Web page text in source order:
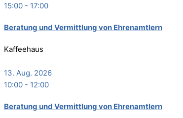
15:00 - 17:00
Bera­tung und Ver­mitt­lung von Ehrenamtlern
Kaffeehaus
13. Aug. 2026
10:00 - 12:00
Bera­tung und Ver­mitt­lung von Ehrenamtlern